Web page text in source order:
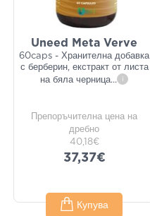
Uneed Meta Verve
60caps - Хранителна добавка
с берберин, екстракт от листа
на бяла черница... i
Препоръчителна цена на
дребно
40,18€
37,37€
Купува